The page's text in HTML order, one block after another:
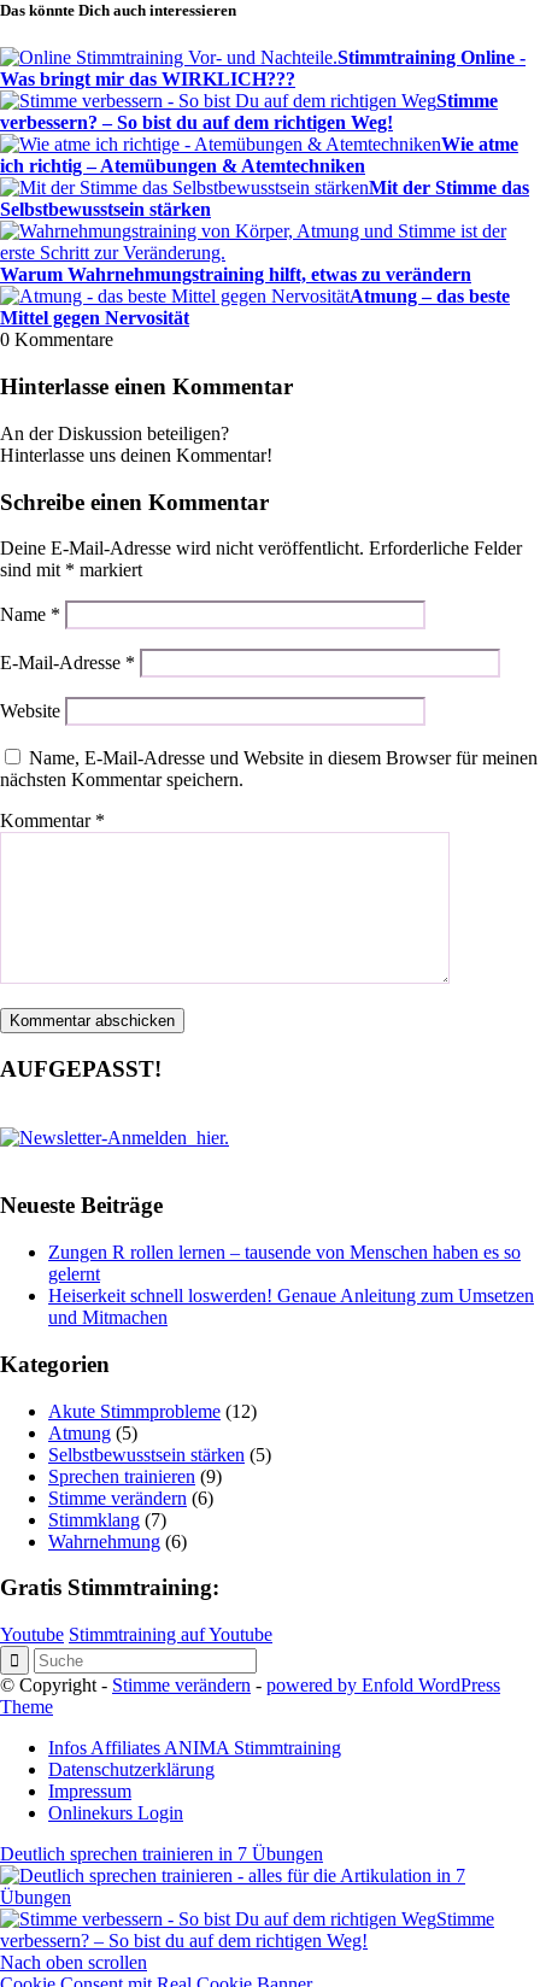
Das könnte Dich auch interessieren
Stimmtraining Online ‐
Was bringt mir das WIRKLICH???
Stimme
verbessern? – So bist du auf dem richtigen Weg!
Wie atme
ich richtig – Atemübungen & Atemtechniken
Mit der Stimme das
Selbstbewusstsein stärken
Warum Wahrnehmungstraining hilft, etwas zu verändern
Atmung – das beste
Mittel gegen Nervosität
0 Kommentare
Hinterlasse einen Kommentar
An der Diskussion beteiligen?
Hinterlasse uns deinen Kommentar!
Schreibe einen Kommentar
Deine E-Mail-Adresse wird nicht veröffentlicht. Erforderliche Felder
sind mit * markiert
Name *
E-Mail-Adresse *
Website
Name, E-Mail-Adresse und Website in diesem Browser für meinen
nächsten Kommentar speichern.
Kommentar *
AUFGEPASST!
Neueste Beiträge
Zungen R rollen lernen – tausende von Menschen haben es so
gelernt
Heiserkeit schnell loswerden! Genaue Anleitung zum Umsetzen
und Mitmachen
Kategorien
Akute Stimmprobleme (12)
Atmung (5)
Selbstbewusstsein stärken (5)
Sprechen trainieren (9)
Stimme verändern (6)
Stimmklang (7)
Wahrnehmung (6)
Gratis Stimmtraining:
Youtube Stimmtraining auf Youtube
© Copyright - Stimme verändern - powered by Enfold WordPress
Theme
Infos Affiliates ANIMA Stimmtraining
Datenschutzerklärung
Impressum
Onlinekurs Login
Deutlich sprechen trainieren in 7 Übungen
Stimme
verbessern? – So bist du auf dem richtigen Weg!
Nach oben scrollen